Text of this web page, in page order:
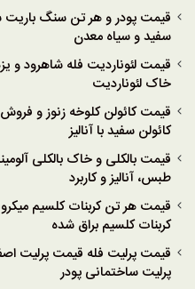
سفید و سیاه معدن
خاک لئوناردیت
کائولن سفید با آنالیز
طبس، آنالیز و کاربرد
کربنات کلسیم براق شده
پرلیت ساختمانی پودر